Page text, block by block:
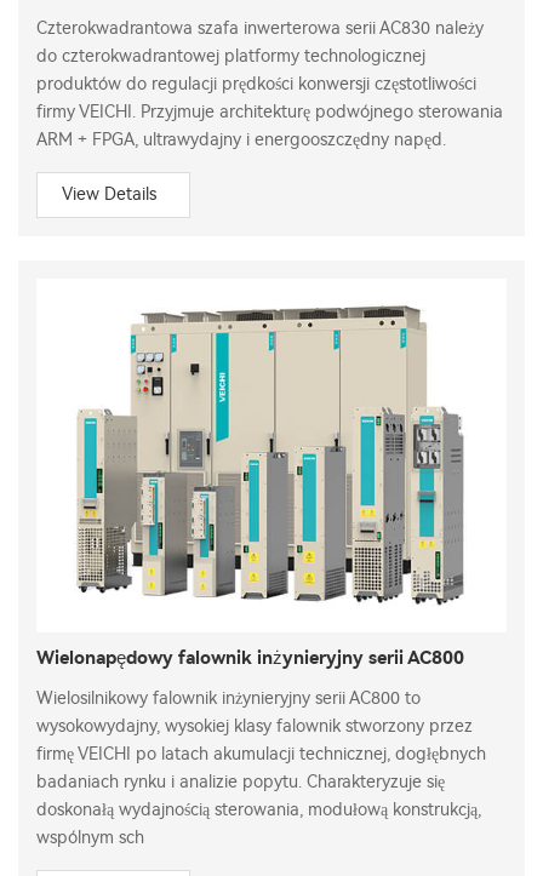
Czterokwadrantowa szafa inwerterowa serii AC830 należy
do czterokwadrantowej platformy technologicznej
produktów do regulacji prędkości konwersji częstotliwości
firmy VEICHI. Przyjmuje architekturę podwójnego sterowania
ARM + FPGA, ultrawydajny i energooszczędny napęd.
View Details
Wielonapędowy falownik inżynieryjny serii AC800
Wielosilnikowy falownik inżynieryjny serii AC800 to
wysokowydajny, wysokiej klasy falownik stworzony przez
firmę VEICHI po latach akumulacji technicznej, dogłębnych
badaniach rynku i analizie popytu. Charakteryzuje się
doskonałą wydajnością sterowania, modułową konstrukcją,
wspólnym sch